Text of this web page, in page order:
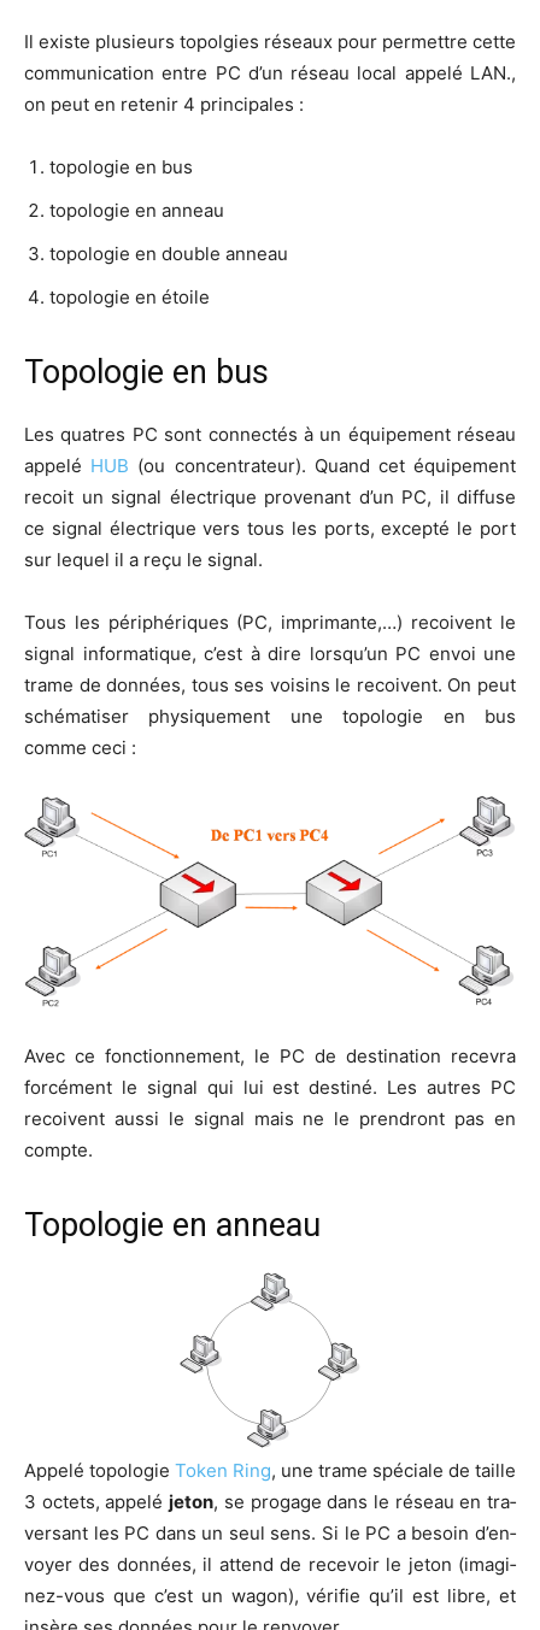
Il existe plu­sieurs topol­gies réseaux pour per­mettre cette
com­mu­ni­ca­tion entre PC d’un réseau local appe­lé LAN.,
on peut en rete­nir 4 principales :
topo­lo­gie en bus
topo­lo­gie en anneau
topo­lo­gie en double anneau
topo­lo­gie en étoile
Topologie en bus
Les quatres PC sont connec­tés à un équi­pe­ment réseau
appe­lé HUB (ou concen­tra­teur). Quand cet équi­pe­ment
recoit un signal élec­trique pro­ve­nant d’un PC, il dif­fuse
ce signal élec­trique vers tous les ports, excep­té le port
sur lequel il a reçu le signal.
Tous les péri­phé­riques (PC, impri­mante,…) recoivent le
signal infor­ma­tique, c’est à dire lors­qu’un PC envoi une
trame de don­nées, tous ses voi­sins le recoivent. On peut
sché­ma­ti­ser phy­si­que­ment une topo­lo­gie en bus
comme ceci :
Avec ce fonc­tion­ne­ment, le PC de des­ti­na­tion rece­vra
for­cé­ment le signal qui lui est des­ti­né. Les autres PC
recoivent aus­si le signal mais ne le pren­dront pas en
compte.
Topologie en anneau
Appe­lé topo­lo­gie Token Ring, une trame spé­ciale de taille
3 octets, appe­léjeton, se pro­gage dans le réseau en tra­
ver­sant les PC dans un seul sens. Si le PC a besoin d’en­
voyer des don­nées, il attend de rece­voir le jeton (ima­gi­
nez-vous que c’est un wagon), véri­fie qu’il est libre, et